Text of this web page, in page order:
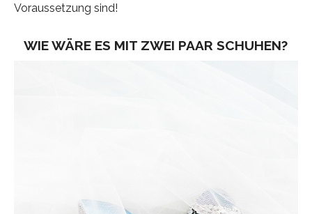
Voraussetzung sind!
WIE WÄRE ES MIT ZWEI PAAR SCHUHEN?